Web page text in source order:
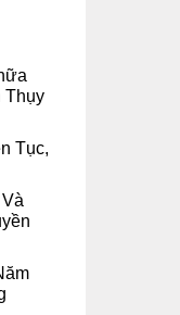
Thụy
Tục,